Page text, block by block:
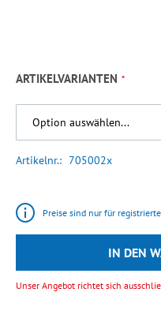
ARTIKELVARIANTEN
Artikelnr. 705002x
Preise sind nur für
IN DEN
Unser Angebot richtet sich